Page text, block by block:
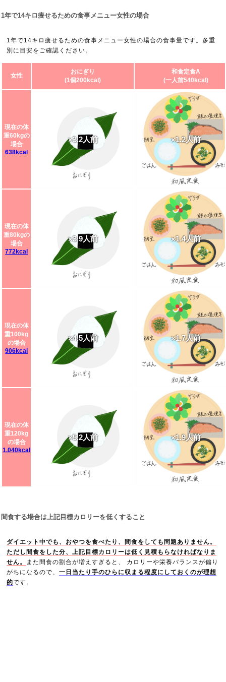
1年で14キロ痩せるための食事メニュー女性の場合
1年で14キロ痩せるための食事メニュー女性の場合の食事量です。多重
別に目安をご確認ください。
女性
おにぎり
(1個200kcal)
和食定食A
(一人前540kcal)
現在の体
重60kgの
場合
638kcal
×3.2人前 ×1.2人前
現在の体
重80kgの
場合
772kcal
×3.9人前 ×1.4人前
現在の体
重100kg
の場合
906kcal
×4.5人前 ×1.7人前
現在の体
重120kg
の場合
1,040kcal
×5.2人前 ×1.9人前
間食する場合は上記目標カロリーを低くすること
ダイエット中でも、おやつを食べたり、間食をしても問題ありません。
ただし間食をした分、上記目標カロリーは低く見積もらなければなりま
せん。
また間食の割合が増えすぎると、 カロリーや栄養バランスが偏り
がちになるので、一日当たり手のひらに収まる程度にしておくのが理想
的です。